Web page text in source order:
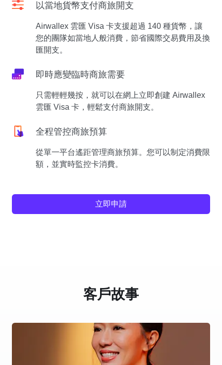
以當地貨幣支付商旅開支
Airwallex 雲匯 Visa 卡支援超過 140 種貨幣，讓
您的團隊如當地人般消費，節省國際交易費用及換
匯開支。
即時應變臨時商旅需要
只需輕輕幾按，就可以在網上立即創建 Airwallex
雲匯 Visa 卡，輕鬆支付商旅開支。
全程管控商旅預算
從單一平台遙距管理商旅預算。您可以制定消費限
額，並實時監控卡消費。
立即申請
客戶故事